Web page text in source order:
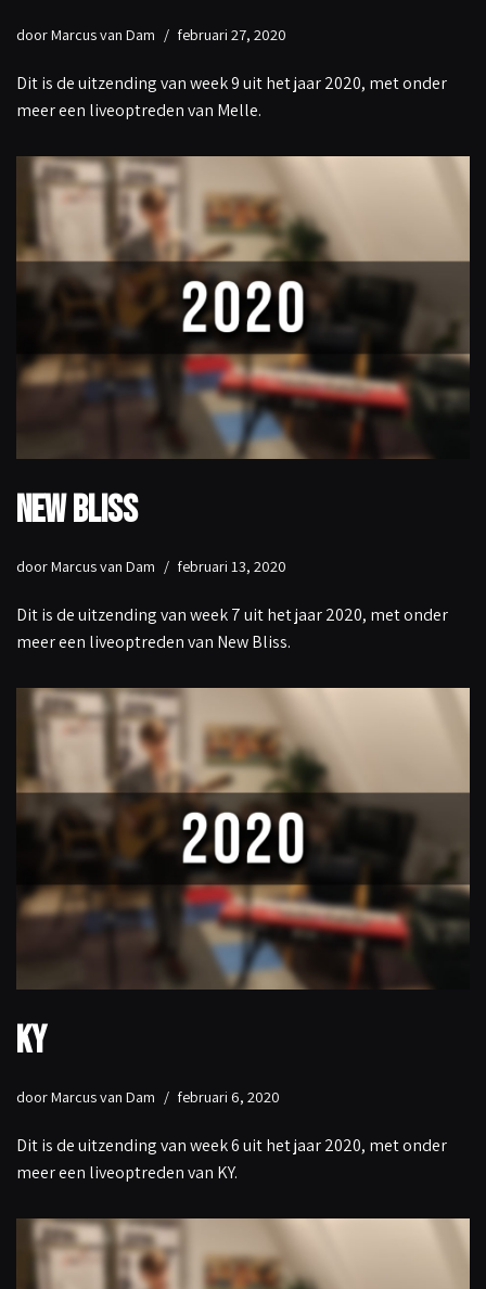
doorMarcus van Dam februari 27, 2020
Dit is de uitzending van week 9 uit het jaar 2020, met onder
meer een liveoptreden van Melle.
New Bliss
doorMarcus van Dam februari 13, 2020
Dit is de uitzending van week 7 uit het jaar 2020, met onder
meer een liveoptreden van New Bliss.
KY
doorMarcus van Dam februari 6, 2020
Dit is de uitzending van week 6 uit het jaar 2020, met onder
meer een liveoptreden van KY.